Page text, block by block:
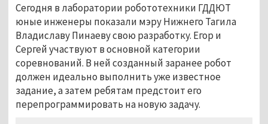
Сегодня в лаборатории робототехники ГДДЮТ
юные инженеры показали мэру Нижнего Тагила
Владиславу Пинаеву свою разработку. Егор и
Сергей участвуют в основной категории
соревнований. В ней созданный заранее робот
должен идеально выполнить уже известное
задание, а затем ребятам предстоит его
перепрограммировать на новую задачу.